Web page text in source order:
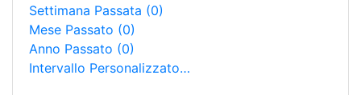
Settimana Passata (0)
Mese Passato (0)
Anno Passato (0)
Intervallo Personalizzato…